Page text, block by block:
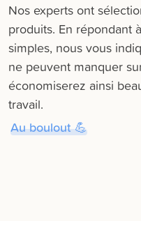
Nos experts ont
produits. En répondant
simples, nous vous
ne peuvent manquer
économiserez ainsi
travail.
Au boulout 💪